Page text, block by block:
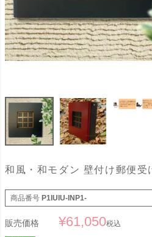
和風・和モダン 壁付け郵便受
商品番号 P1IUIU-INP1-
販売価格 ¥61,050税込